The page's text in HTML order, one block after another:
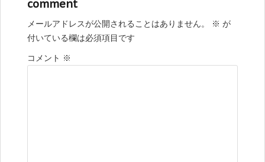
comment
メールアドレスが公開されることはありません。 ※ が
付いている欄は必須項目です
コメント ※